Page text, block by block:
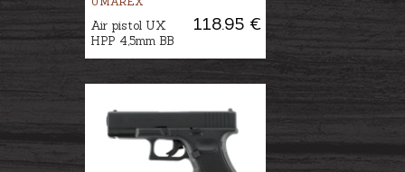
118.95 €
Air pistol UX
HPP 4,5mm BB